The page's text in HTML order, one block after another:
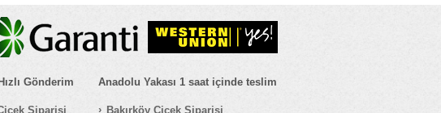
Gönderim
Siparişi
Anadolu Yakası 1 saat içinde teslim
Bakırköy Çiçek Siparişi